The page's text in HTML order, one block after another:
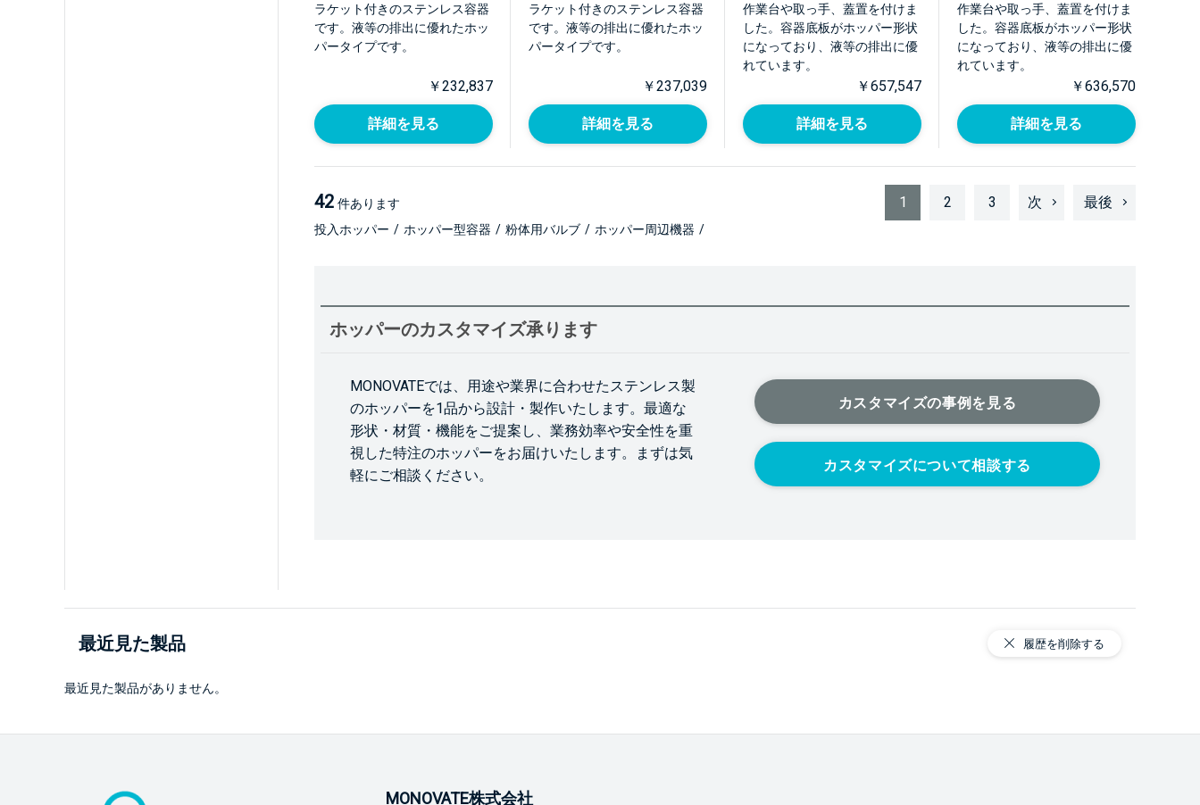
ラケット付きのステンレス容器
です。液等の排出に優れたホッ
パータイプです。
￥232,837
詳細を見る
ラケット付きのステンレス容器
です。液等の排出に優れたホッ
パータイプです。
￥237,039
詳細を見る
作業台や取っ手、蓋置を付けま
した。容器底板がホッパー形状
になっており、液等の排出に優
れています。
￥657,547
詳細を見る
作業台や取っ手、蓋置を付けま
した。容器底板がホッパー形状
になっており、液等の排出に優
れています。
￥636,570
詳細を見る
42 件あります 1 2 3 次 最後
投入ホッパー / ホッパー型容器 / 粉体用バルブ / ホッパー周辺機器 /
ホッパーのカスタマイズ承ります
MONOVATEでは、用途や業界に合わせたステンレス製
のホッパーを1品から設計・製作いたします。最適な
形状・材質・機能をご提案し、業務効率や安全性を重
視した特注のホッパーをお届けいたします。まずは気
軽にご相談ください。
カスタマイズの事例を見る
カスタマイズについて相談する
最近見た製品
最近見た製品がありません。
履歴を削除する
MONOVATE株式会社